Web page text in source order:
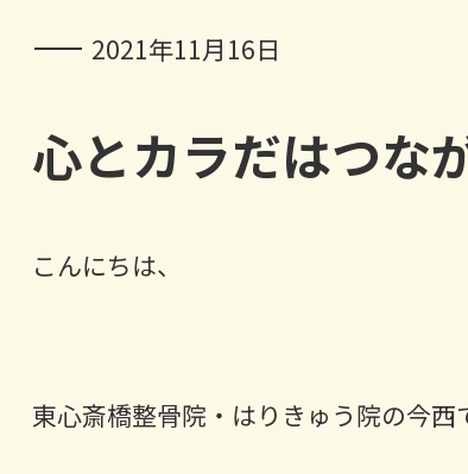
2021年11月16日
心とカラだはつな
こんにちは、
東心斎橋整骨院・はりきゅう院の今西